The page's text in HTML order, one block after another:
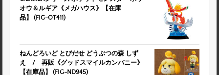
オウ＆ルギア《メガハウス》【在庫
品】 (FIG-OT411)
ねんどろいど とびだせ どうぶつの森 しず
え / 再販《グッドスマイルカンパニー》
【在庫品】 (FIG-ND945)